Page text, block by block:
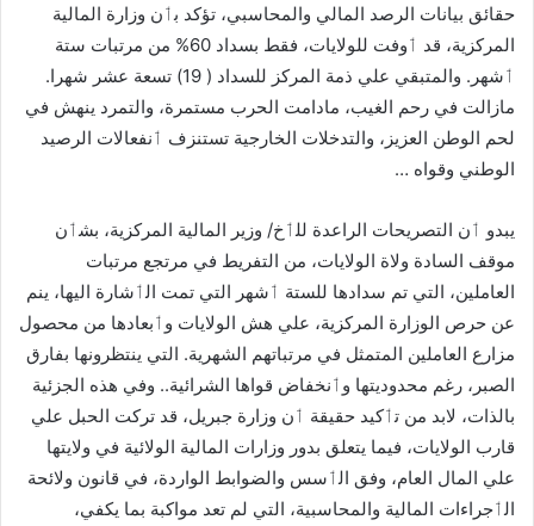
حقائق بيانات الرصد المالي والمحاسبي، تؤكد بٲن وزارة المالية
المركزية، قد ٲوفت للولايات، فقط بسداد 60% من مرتبات ستة
ٲشهر. والمتبقي علي ذمة المركز للسداد ( 19) تسعة عشر شهرا.
مازالت في رحم الغيب، مادامت الحرب مستمرة، والتمرد ينهش في
لحم الوطن العزيز، والتدخلات الخارجية تستنزف ٲنفعالات الرصيد
الوطني وقواه …
يبدو ٲن التصريحات الراعدة للٲخ/ وزير المالية المركزية، بشٲن
موقف السادة ولاة الولايات، من التفريط في مرتجع مرتبات
العاملين، التي تم سدادها للستة ٲشهر التي تمت الٲشارة اليها، ينم
عن حرص الوزارة المركزية، علي هش الولايات وٲبعادها من محصول
مزارع العاملين المتمثل في مرتباتهم الشهرية. التي ينتظرونها بفارق
الصبر، رغم محدوديتها وٲنخفاض قواها الشرائية.. وفي هذه الجزئية
بالذات، لابد من تٲكيد حقيقة ٲن وزارة جبريل، قد تركت الحبل علي
قارب الولايات، فيما يتعلق بدور وزارات المالية الولائية في ولايتها
علي المال العام، وفق الٲسس والضوابط الواردة، في قانون ولائحة
الٲجراءات المالية والمحاسبية، التي لم تعد مواكبة بما يكفي،